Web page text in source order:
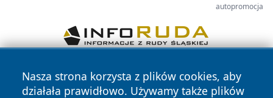
autopromocja
Nasza strona korzysta z plików cookies, aby
działała prawidłowo. Używamy także plików